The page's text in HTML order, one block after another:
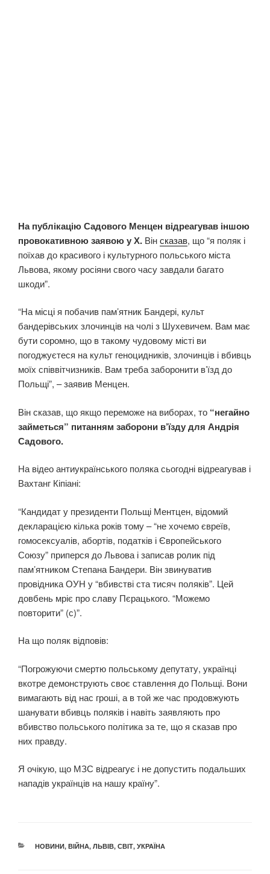
На публікацію Садового Менцен відреагував іншою
провокативною заявою у Х. Вінсказав, що “я поляк і
поїхав до красивого і культурного польського міста
Львова, якому росіяни свого часу завдали багато
шкоди”.
“На місці я побачив пам’ятник Бандері, культ
бандерівських злочинців на чолі з Шухевичем. Вам має
бути соромно, що в такому чудовому місті ви
погоджуєтеся на культ геноцидників, злочинців і вбивць
моїх співвітчизників. Вам треба заборонити в’їзд до
Польщі”, – заявив Менцен.
Він сказав, що якщо переможе на виборах, то “негайно
займеться” питанням заборони в’їзду для Андрія
Садового.
На відео антиукраїнського поляка сьогодні відреагував і
Вахтанг Кіпіані:
“Кандидат у президенти Польщі Ментцен, відомий
декларацією кілька років тому – “не хочемо євреїв,
гомосексуалів, абортів, податків і Європейського
Союзу” приперся до Львова і записав ролик під
пам’ятником Степана Бандери. Він звинуватив
провідника ОУН у “вбивстві ста тисяч поляків”. Цей
довбень мріє про славу Пєрацького. “Можемо
повторити” (с)”.
На що поляк відповів:
“Погрожуючи смертю польському депутату, українці
вкотре демонструють своє ставлення до Польщі. Вони
вимагають від нас гроші, а в той же час продовжують
шанувати вбивць поляків і навіть заявляють про
вбивство польського політика за те, що я сказав про
них правду.
Я очікую, що МЗС відреагує і не допустить подальших
нападів українців на нашу країну”.
КАТЕГОРІЇ
НОВИНИ, ВІЙНА, ЛЬВІВ, СВІТ, УКРАЇНА